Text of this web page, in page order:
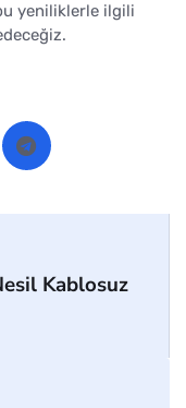
yeniliklerle ilgili
Kablosuz